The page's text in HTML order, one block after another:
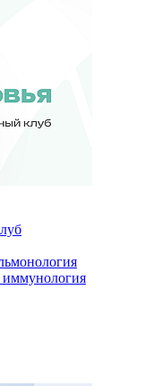
иммунология